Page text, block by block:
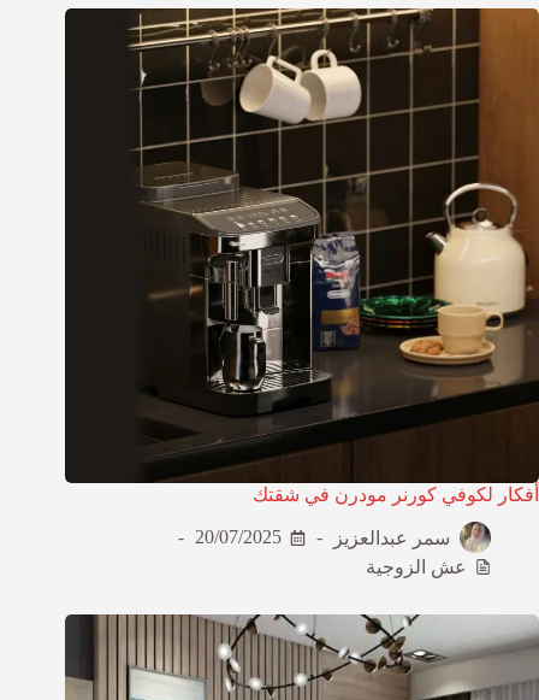
أفكار لكوفي كورنر مودرن في شقتك
سمر عبدالعزيز
20/07/2025
عش الزوجية